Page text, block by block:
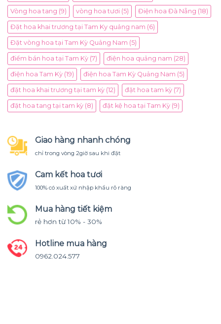
Vòng hoa tang (9) vòng hoa tươi (5) Điện hoa Đà Nẵng (18)
Đặt hoa khai trương tại Tam Ky quảng nam (6)
Đặt vòng hoa tại Tam Kỳ Quảng Nam (5)
điểm bán hoa tại Tam Kỳ (7) điện hoa quảng nam (28)
điện hoa Tam Kỳ (19) điện hoa Tam Kỳ Quảng Nam (5)
đặt hoa khai trương tại tam kỳ (12) đặt hoa tam kỳ (7)
đặt hoa tang tại tam kỳ (8) đặt kệ hoa tại Tam Kỳ (9)
Giao hàng nhanh chóng
chỉ trong vòng 2giờ sau khi đặt
Cam kết hoa tươi
100% có xuất xứ nhập khẩu rõ ràng
Mua hàng tiết kiệm
rẻ hơn từ 10% - 30%
Hotline mua hàng
0962.024.577